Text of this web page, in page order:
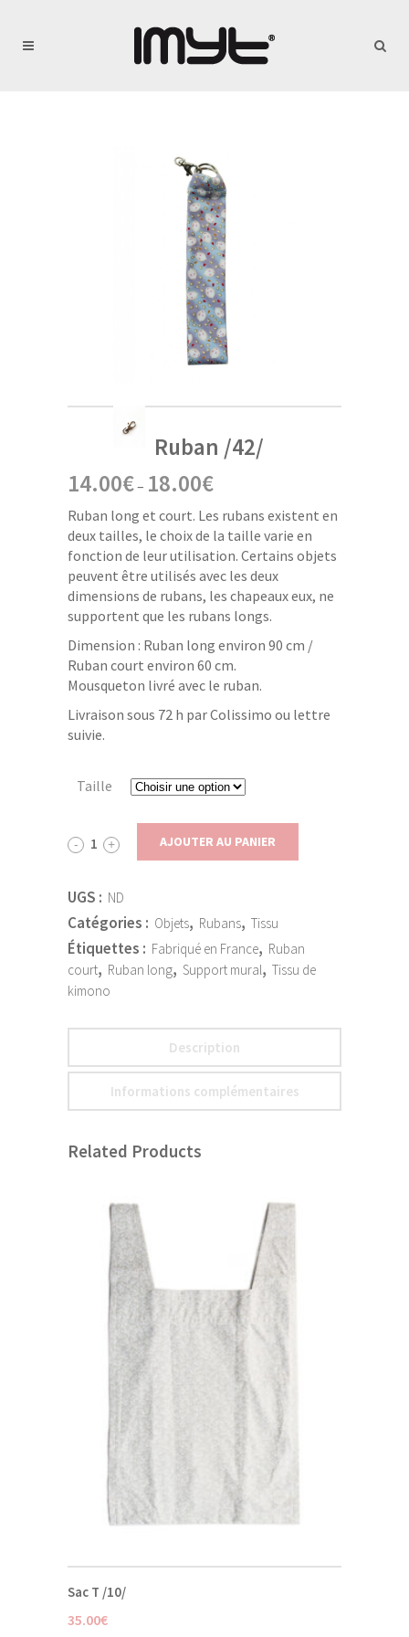
Ruban /42/
14.00€– 18.00€
Ruban long et court. Les rubans existent en
deux tailles, le choix de la taille varie en
fonction de leur utilisation. Certains objets
peuvent être utilisés avec les deux
dimensions de rubans, les chapeaux eux, ne
supportent que les rubans longs.
Dimension : Ruban long environ 90 cm /
Ruban court environ 60 cm.
Mousqueton livré avec le ruban.
Livraison sous 72 h par Colissimo ou lettre
suivie.
Taille
AJOUTER AU PANIER
UGS : ND
Catégories : Objets, Rubans, Tissu
Étiquettes : Fabriqué en France, Ruban
court, Ruban long, Support mural, Tissu de
kimono
Description
Informations complémentaires
Related Products
Sac T /10/
35.00€